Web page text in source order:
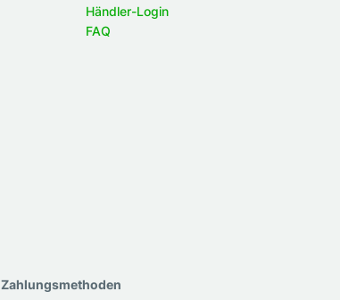
Händler-Login
FAQ
Zahlungsmethoden